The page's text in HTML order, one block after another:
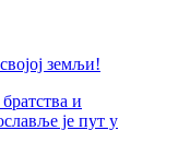
земљи!
и
је пут у